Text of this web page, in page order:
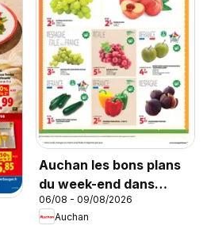
Auchan les bons plans
du week-end dans
votre hyper
06/08 - 09/08/2026
Auchan